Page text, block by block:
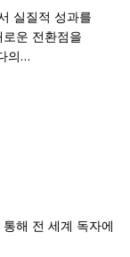
실질적 성과를
운 전환점을
의…
해 전 세계 독자에